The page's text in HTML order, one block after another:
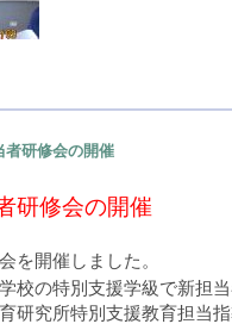
者研修会の開催
研修会の開催
を開催しました。
校の特別支援学級で新担
研究所特別支援教育担当